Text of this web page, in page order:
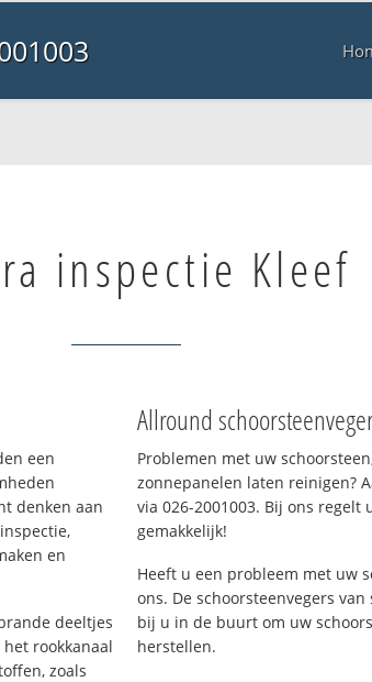
inspectie Kleef
een
denken aan
en
deeltjes
rookkanaal
zoals
Allround
Problemen met uw
zonnepanelen laten reinigen?
via 026-2001003. Bij ons
gemakkelijk!
Heeft u een probleem met uw
ons. De schoorsteenvegers
bij u in de buurt om uw
herstellen.